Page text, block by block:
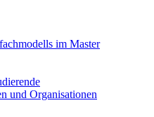
im Master
und Organisationen